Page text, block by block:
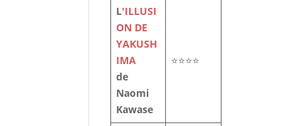
L'ILLUSI
ON DE
YAKUSH
IMA
de
Naomi
Kawase
⭐⭐⭐⭐